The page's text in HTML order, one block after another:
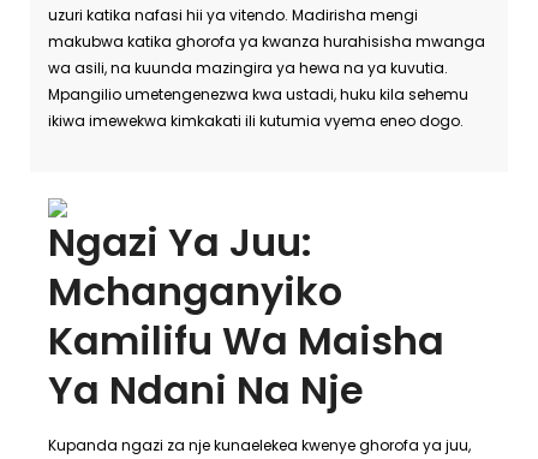
uzuri katika nafasi hii ya vitendo. Madirisha mengi
makubwa katika ghorofa ya kwanza hurahisisha mwanga
wa asili, na kuunda mazingira ya hewa na ya kuvutia.
Mpangilio umetengenezwa kwa ustadi, huku kila sehemu
ikiwa imewekwa kimkakati ili kutumia vyema eneo dogo.
Ngazi Ya Juu:
Mchanganyiko
Kamilifu Wa Maisha
Ya Ndani Na Nje
Kupanda ngazi za nje kunaelekea kwenye ghorofa ya juu,